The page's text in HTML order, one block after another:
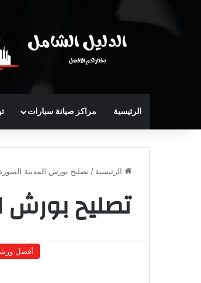
الرئيسية مراكز صيانة سيارات
الرئيسية /تصليح بورش المدينة
تصليح بورش
أفضل